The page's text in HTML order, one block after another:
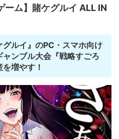
ーム】賭ケグルイ ALL IN
ルイ』のPC・スマホ向け
ンブル大会『戦略すごろ
増やす！